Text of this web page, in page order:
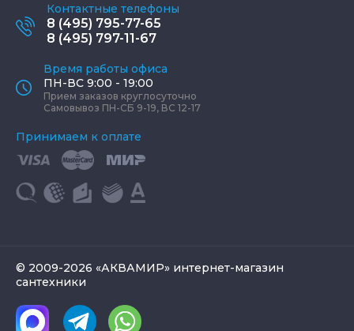
Контактные телефоны
8 (495) 795-77-65
8 (495) 797-11-67
Время работы офиса
ПН-ВС 9:00 - 19:00
Прием заказов круглосуточно
Самовывоз ПН-СБ 9-19, ВС 12-17
Принимаем к оплате
© 2009-2026 «АКВАМИР» интернет-магазин
сантехники